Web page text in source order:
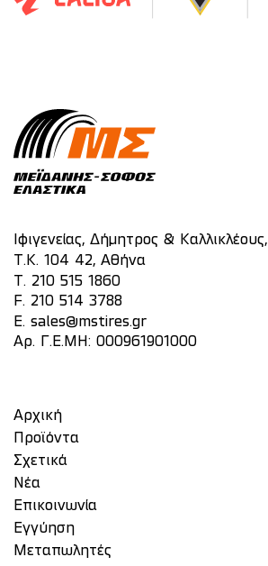
Ιφιγενείας, Δήμητρος & Καλλικλέους,
Τ.Κ. 104 42, Αθήνα
T. 210 515 1860
F. 210 514 3788
E. sales@mstires.gr
Αρ. Γ.Ε.ΜΗ: 000961901000
Αρχική
Προϊόντα
Σχετικά
Νέα
Επικοινωνία
Eγγύηση
Μεταπωλητές